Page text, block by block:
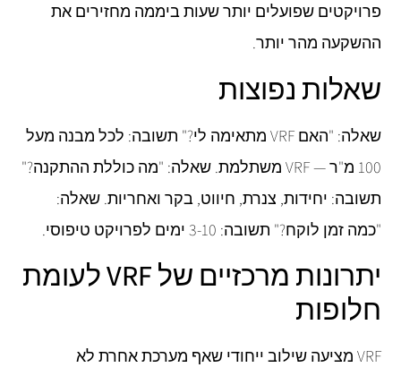
פרויקטים שפועלים יותר שעות ביממה מחזירים את
ההשקעה מהר יותר.
שאלות נפוצות
שאלה: "האם VRF מתאימה לי?" תשובה: לכל מבנה מעל
100 מ"ר — VRF משתלמת. שאלה: "מה כוללת ההתקנה?"
תשובה: יחידות, צנרת, חיווט, בקר ואחריות. שאלה:
"כמה זמן לוקח?" תשובה: 3-10 ימים לפרויקט טיפוסי.
יתרונות מרכזיים של VRF לעומת
חלופות
VRF מציעה שילוב ייחודי שאף מערכת אחרת לא